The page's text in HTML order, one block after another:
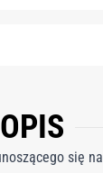
OPIS
się